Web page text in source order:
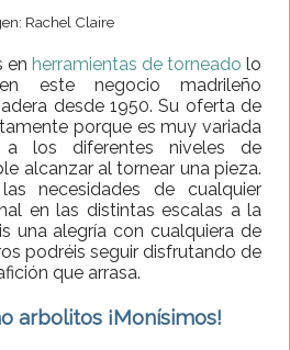
Rachel Claire
en herramientas de torneado lo
este negocio madrileño
desde 1950. Su oferta de
porque es muy variada
a los diferentes niveles de
alcanzar al tornear una pieza.
necesidades de cualquier
en las distintas escalas a la
una alegría con cualquiera de
podréis seguir disfrutando de
que arrasa.
arbolitos ¡Monísimos!